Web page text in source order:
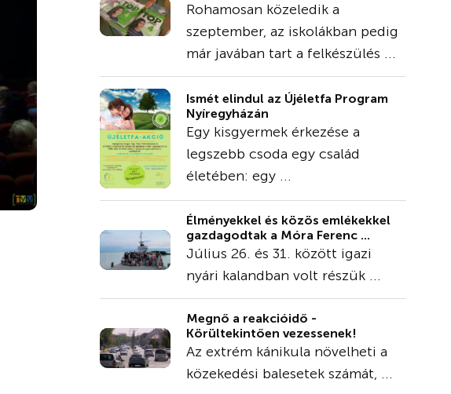
Rohamosan közeledik a
szeptember, az iskolákban pedig
már javában tart a felkészülés ...
Ismét elindul az Újéletfa Program
Nyíregyházán
Egy kisgyermek érkezése a
legszebb csoda egy család
életében: egy ...
Élményekkel és közös emlékekkel
gazdagodtak a Móra Ferenc ...
Július 26. és 31. között igazi
nyári kalandban volt részük ...
Megnő a reakcióidő -
Körültekintően vezessenek!
Az extrém kánikula növelheti a
közekedési balesetek számát, ...